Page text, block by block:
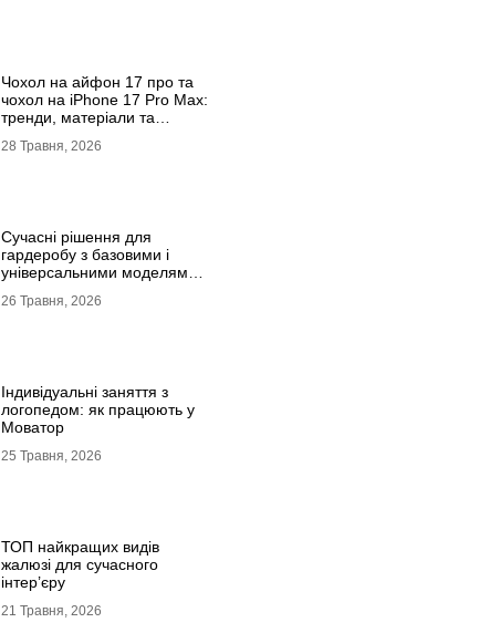
Чохол на айфон 17 про та
чохол на iPhone 17 Pro Max:
тренди, матеріали та
28 Травня, 2026
Сучасні рішення для
гардеробу з базовими і
універсальними моделями
26 Травня, 2026
Індивідуальні заняття з
логопедом: як працюють у
Моватор
25 Травня, 2026
ТОП найкращих видів
жалюзі для сучасного
інтер’єру
21 Травня, 2026